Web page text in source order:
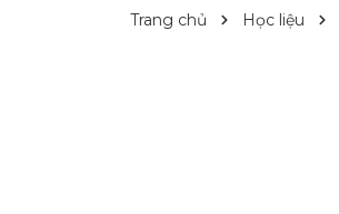
Trang chủ Học liệu